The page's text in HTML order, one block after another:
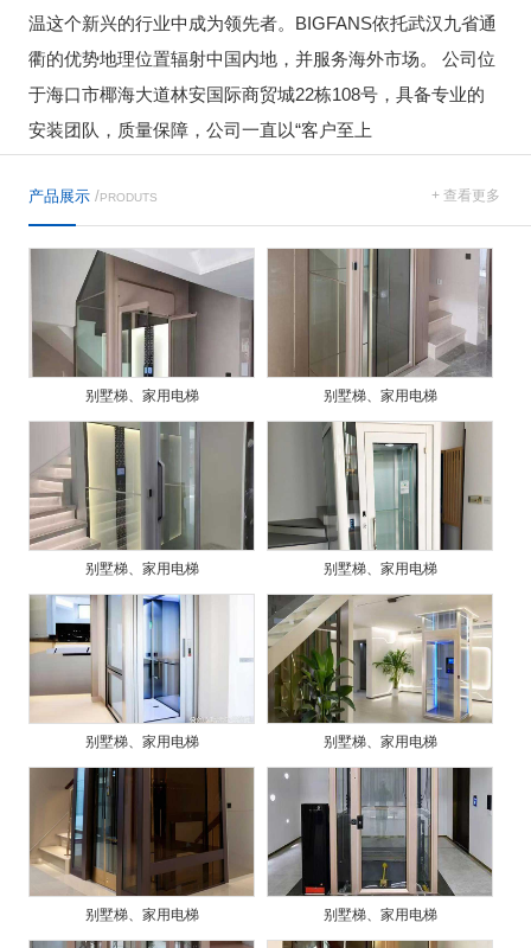
温这个新兴的行业中成为领先者。BIGFANS依托武汉九省通
衢的优势地理位置辐射中国内地，并服务海外市场。 公司位
于海口市椰海大道林安国际商贸城22栋108号，具备专业的
安装团队，质量保障，公司一直以“客户至上
产品展示 /PRODUTS + 查看更多
别墅梯、家用电梯 别墅梯、家用电梯
别墅梯、家用电梯 别墅梯、家用电梯
别墅梯、家用电梯 别墅梯、家用电梯
别墅梯、家用电梯 别墅梯、家用电梯